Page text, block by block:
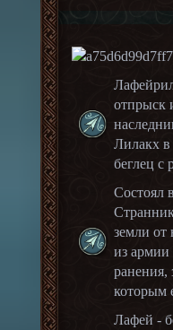
отпрыск
Лилакх в
беглец с
Состоял
земли от
из армии
ранения,
которым
Лафей -